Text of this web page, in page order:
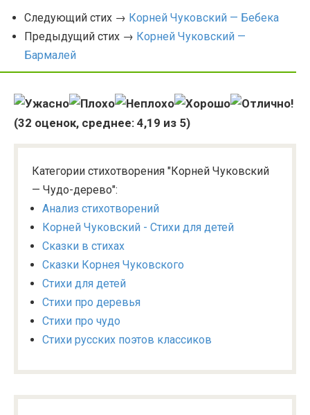
Следующий стих → Корней Чуковский — Бебека
Предыдущий стих → Корней Чуковский —
Бармалей
(32 оценок, среднее: 4,19 из 5)
Категории стихотворения "Корней Чуковский
— Чудо-дерево":
Анализ стихотворений
Корней Чуковский - Стихи для детей
Сказки в стихах
Сказки Корнея Чуковского
Стихи для детей
Стихи про деревья
Стихи про чудо
Стихи русских поэтов классиков